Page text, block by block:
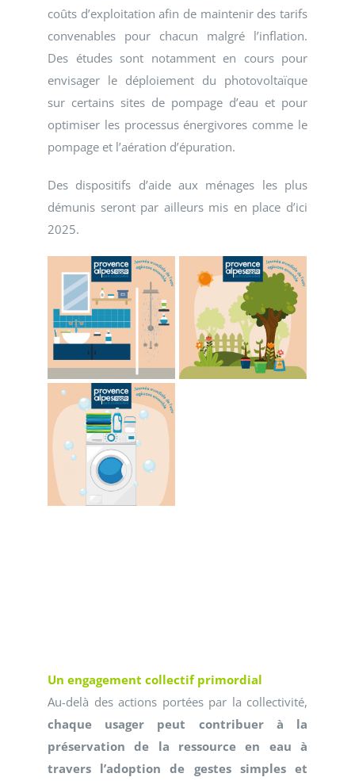
coûts d’exploitation afin de maintenir des tarifs
convenables pour chacun malgré l’inflation.
Des études sont notamment en cours pour
envisager le déploiement du photovoltaïque
sur certains sites de pompage d’eau et pour
optimiser les processus énergivores comme le
pompage et l’aération d’épuration.
Des dispositifs d’aide aux ménages les plus
démunis seront par ailleurs mis en place d’ici
2025.
Un engagement collectif primordial
Au-delà des actions portées par la collectivité,
chaque usager peut contribuer à la
préservation de la ressource en eau à
travers l’adoption de gestes simples et